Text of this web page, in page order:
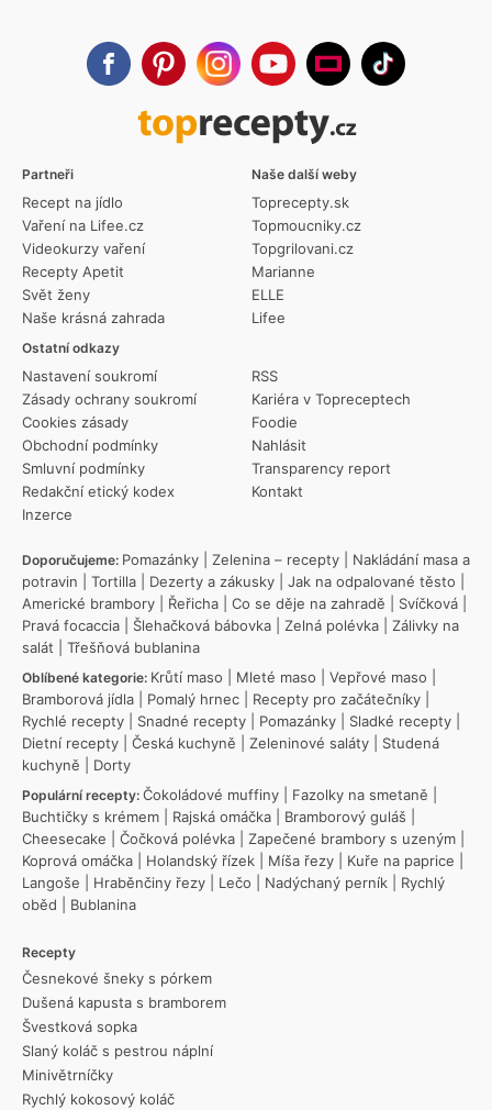
Partneři
Recept na jídlo
Vaření na Lifee.cz
Videokurzy vaření
Recepty Apetit
Svět ženy
Naše krásná zahrada
Ostatní odkazy
Nastavení soukromí
Zásady ochrany soukromí
Cookies zásady
Obchodní podmínky
Smluvní podmínky
Redakční etický kodex
Inzerce
RSS
Kariéra v Topreceptech
Foodie
Nahlásit
Transparency report
Kontakt
Naše další weby
Toprecepty.sk
Topmoucniky.cz
Topgrilovani.cz
Marianne
ELLE
Lifee
Doporučujeme: Pomazánky Zelenina – recepty
Nakládání masa a
potravin
Tortilla Dezerty a zákusky Jak na odpalované těsto
Americké brambory
Řeřicha Co se děje na zahradě Svíčková
Pravá focaccia
Šlehačková bábovka Zelná polévka
Zálivky na
salát
Třešňová bublanina
Oblíbené kategorie: Krůtí maso Mleté maso Vepřové maso
Bramborová jídla
Pomalý hrnec Recepty pro začátečníky
Rychlé recepty
Snadné recepty Pomazánky Sladké recepty
Dietní recepty
Česká kuchyně Zeleninové saláty
Studená
kuchyně
Dorty
Populární recepty: Čokoládové muffiny Fazolky na smetaně
Buchtičky s krémem
Rajská omáčka Bramborový guláš
Cheesecake
Čočková polévka Zapečené brambory s uzeným
Koprová omáčka
Holandský řízek Míša řezy Kuře na paprice
Langoše
Hraběnčiny řezy Lečo Nadýchaný perník
Rychlý
oběd
Bublanina
Recepty
Česnekové šneky s pórkem
Dušená kapusta s bramborem
Švestková sopka
Slaný koláč s pestrou náplní
Minivětrníčky
Rychlý kokosový koláč